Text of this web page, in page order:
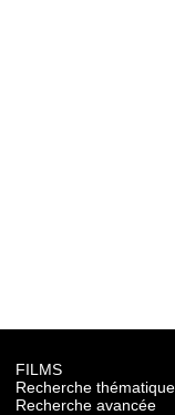
FILMS
Recherche thématique
Recherche avancée